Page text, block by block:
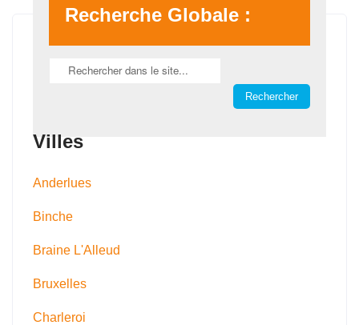
Recherche Globale :
Villes
Anderlues
Binche
Braine L'Alleud
Bruxelles
Charleroi